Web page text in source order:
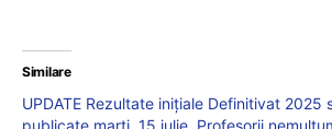
Similare
UPDATE Rezultate inițiale Definitivat 2025
publicate marți, 15 iulie. Profesorii